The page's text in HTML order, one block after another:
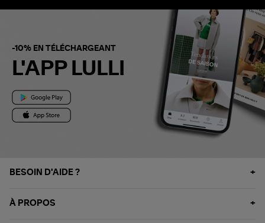
-10% EN TÉLÉCHARGEANT
L'APP LULLI
BESOIN D'AIDE ?
À PROPOS